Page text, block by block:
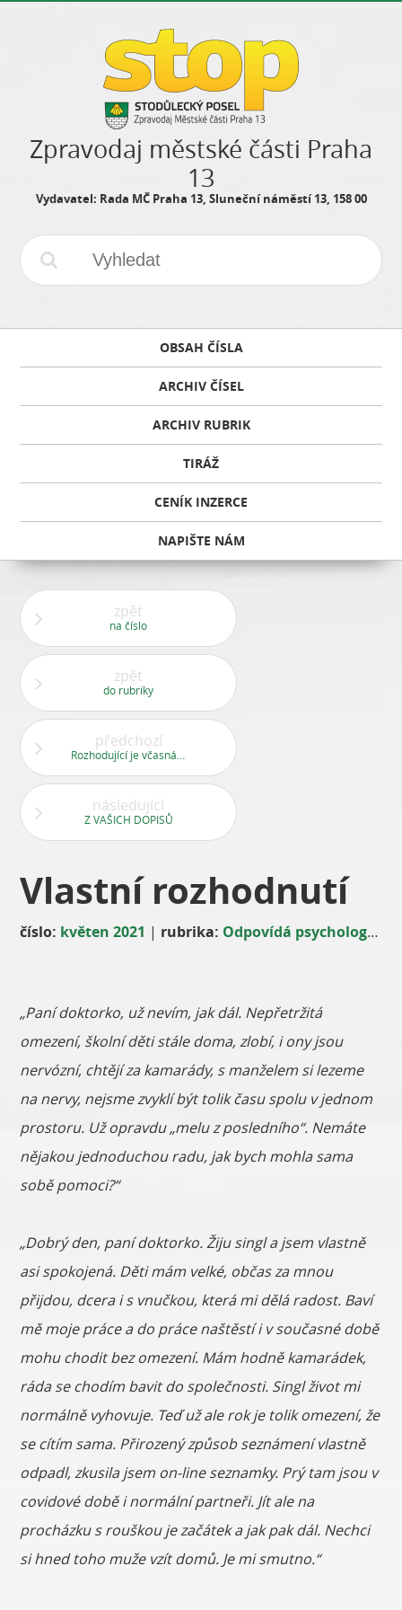
Zpravodaj městské části Praha
13
Vydavatel: Rada MČ Praha 13, Sluneční náměstí 13, 158 00
OBSAH ČÍSLA
ARCHIV ČÍSEL
ARCHIV RUBRIK
TIRÁŽ
CENÍK INZERCE
NAPIŠTE NÁM
zpět
na číslo
zpět
do rubriky
předchozí
následující
Z VAŠICH DOPISŮ
Vlastní rozhodnutí
číslo: květen 2021 | rubrika: Odpovídá psycholog|
„Paní doktorko, už nevím, jak dál. Nepřetržitá
omezení, školní děti stále doma, zlobí, i ony jsou
nervózní, chtějí za kamarády, s manželem si lezeme
na nervy, nejsme zvyklí být tolik času spolu v jednom
prostoru. Už opravdu „melu z posledního“. Nemáte
nějakou jednoduchou radu, jak bych mohla sama
sobě pomoci?“
„Dobrý den, paní doktorko. Žiju singl a jsem vlastně
asi spokojená. Děti mám velké, občas za mnou
přijdou, dcera i s vnučkou, která mi dělá radost. Baví
mě moje práce a do práce naštěstí i v současné době
mohu chodit bez omezení. Mám hodně kamarádek,
ráda se chodím bavit do společnosti. Singl život mi
normálně vyhovuje. Teď už ale rok je tolik omezení, že
se cítím sama. Přirozený způsob seznámení vlastně
odpadl, zkusila jsem on-line seznamky. Prý tam jsou v
covidové době i normální partneři. Jít ale na
procházku s rouškou je začátek a jak pak dál. Nechci
si hned toho muže vzít domů. Je mi smutno.“